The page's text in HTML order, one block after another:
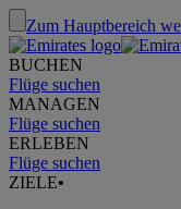
Zum Hauptbereich
BUCHEN
Flüge suchen
MANAGEN
Flüge suchen
ERLEBEN
Flüge suchen
ZIELE•